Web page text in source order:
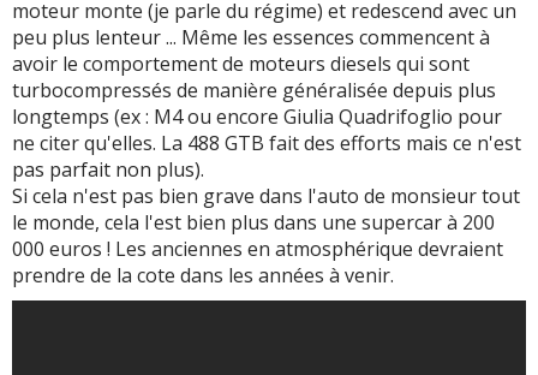
moteur monte (je parle du régime) et redescend avec un
peu plus lenteur ... Même les essences commencent à
avoir le comportement de moteurs diesels qui sont
turbocompressés de manière généralisée depuis plus
longtemps (ex : M4 ou encore Giulia Quadrifoglio pour
ne citer qu'elles. La 488 GTB fait des efforts mais ce n'est
pas parfait non plus).
Si cela n'est pas bien grave dans l'auto de monsieur tout
le monde, cela l'est bien plus dans une supercar à 200
000 euros ! Les anciennes en atmosphérique devraient
prendre de la cote dans les années à venir.